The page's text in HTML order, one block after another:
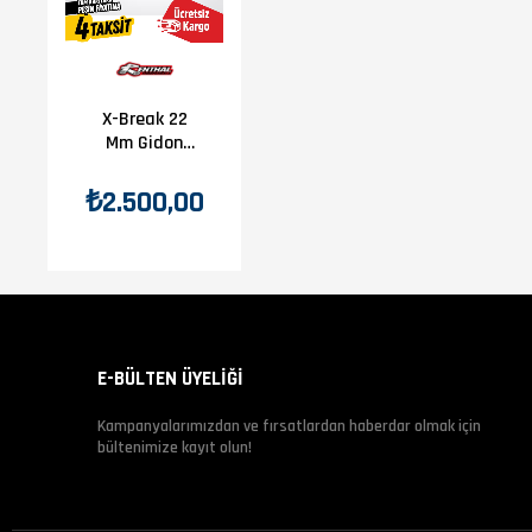
X-Break 22
Mm Gidon
₺2.500,00
E-BÜLTEN ÜYELİĞİ
Kampanyalarımızdan ve fırsatlardan haberdar olmak için
bültenimize kayıt olun!